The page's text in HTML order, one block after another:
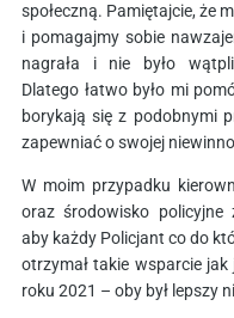
społeczną. Pamiętajcie, że
i pomagajmy sobie
nagrała i nie było
Dlatego łatwo było mi
borykają się z podobnymi
zapewniać o swojej
W moim przypadku
oraz środowisko policyjne
aby każdy Policjant co do
otrzymał takie wsparcie
roku 2021 – oby był lepszy